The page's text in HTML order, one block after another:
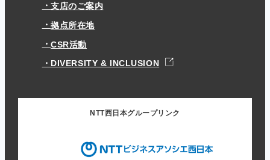
支店のご案内
拠点所在地
CSR活動
DIVERSITY & INCLUSION
NTT西日本グループリンク